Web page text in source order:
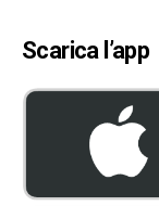
Scarica l’app